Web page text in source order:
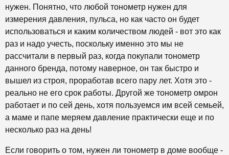
нужен. Понятно, что любой тонометр нужен для
измерения давления, пульса, но как часто он будет
использоваться и каким количеством людей - вот это как
раз и надо учесть, поскольку именно это мы не
рассчитали в первый раз, когда покупали тонометр
данного бренда, потому наверное, он так быстро и
вышел из строя, проработав всего пару лет. Хотя это -
реально не его срок работы. Другой же тонометр омрон
работает и по сей день, хотя пользуемся им всей семьей,
а маме и папе меряем давление практически еще и по
несколько раз на день!
Если говорить о том, нужен ли тонометр в доме вообще -